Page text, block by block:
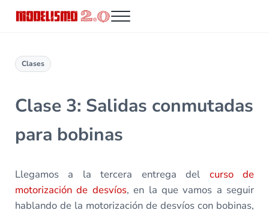
Menu
Clases
Clase 3: Salidas conmutadas
para bobinas
Llegamos a la tercera entrega del curso de
motorización de desvíos, en la que vamos a seguir
hablando de la motorización de desvíos con bobinas,